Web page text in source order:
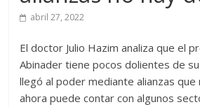
abril 27, 2022
El doctor Julio Hazim analiza que el
Abinader tiene pocos dolientes de
llegó al poder mediante alianzas
ahora puede contar con algunos